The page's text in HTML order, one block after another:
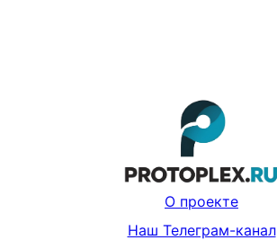
О проекте
Наш Телеграм-канал